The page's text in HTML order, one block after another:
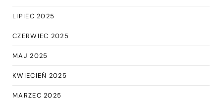
LIPIEC 2025
CZERWIEC 2025
MAJ 2025
KWIECIEŃ 2025
MARZEC 2025